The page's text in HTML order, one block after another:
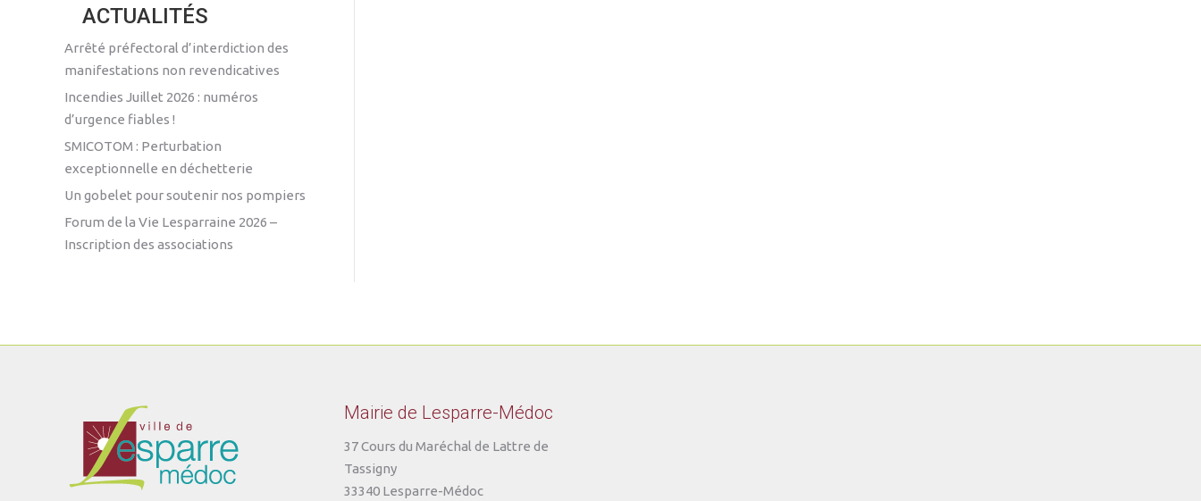
ACTUALITÉS
Arrêté préfectoral d’interdiction des
manifestations non revendicatives
Incendies Juillet 2026 : numéros
d’urgence fiables !
SMICOTOM : Perturbation
exceptionnelle en déchetterie
Un gobelet pour soutenir nos pompiers
Forum de la Vie Lesparraine 2026 –
Inscription des associations
Mairie de Lesparre-Médoc
37 Cours du Maréchal de Lattre de
Tassigny
33340 Lesparre-Médoc